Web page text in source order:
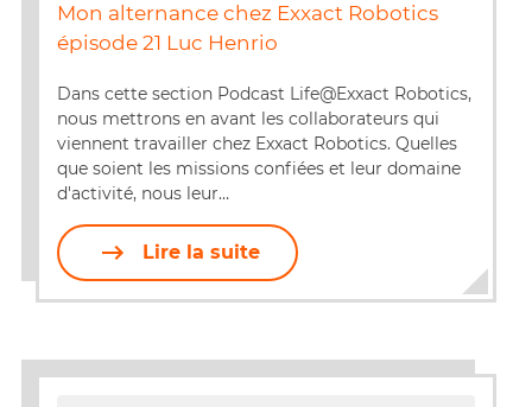
RSS FEED
SHARE
EMBED
Mon alternance chez Exxact Robotics
épisode 21 Luc Henrio
Dans cette section Podcast Life@Exxact Robotics,
nous mettrons en avant les collaborateurs qui
viennent travailler chez Exxact Robotics. Quelles
que soient les missions confiées et leur domaine
d'activité, nous leur…
Lire la suite